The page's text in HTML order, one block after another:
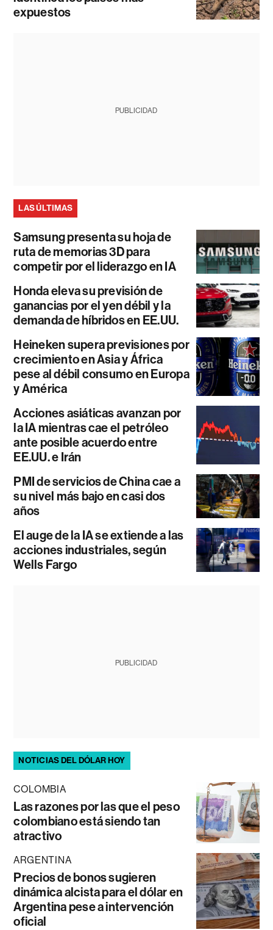
expuestos
PUBLICIDAD
LAS ÚLTIMAS
Samsung presenta su hoja de
ruta de memorias 3D para
competir por el liderazgo en IA
Honda eleva su previsión de
ganancias por el yen débil y la
demanda de híbridos en EE.UU.
Heineken supera previsiones por
crecimiento en Asia y África
pese al débil consumo en Europa
y América
Acciones asiáticas avanzan por
la IA mientras cae el petróleo
ante posible acuerdo entre
EE.UU. e Irán
PMI de servicios de China cae a
su nivel más bajo en casi dos
años
El auge de la IA se extiende a las
acciones industriales, según
Wells Fargo
PUBLICIDAD
NOTICIAS DEL DÓLAR HOY
COLOMBIA
Las razones por las que el peso
colombiano está siendo tan
atractivo
ARGENTINA
Precios de bonos sugieren
dinámica alcista para el dólar en
Argentina pese a intervención
oficial